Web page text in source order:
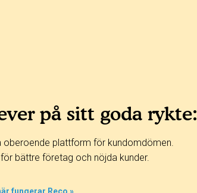
på sitt goda rykte:
oberoende plattform för kundomdömen.
bättre företag och nöjda kunder.